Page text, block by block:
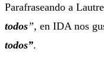
Parafraseando a
todos”, en IDA nos
todos”.